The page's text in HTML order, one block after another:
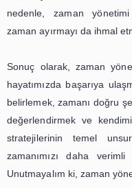
önemli bir konudur.
sorumlulukla karşı
değil, kişisel
yönetimi, hem iş hem
yardımcı olabilir.
öğrenmek ve
İlk adım olarak,